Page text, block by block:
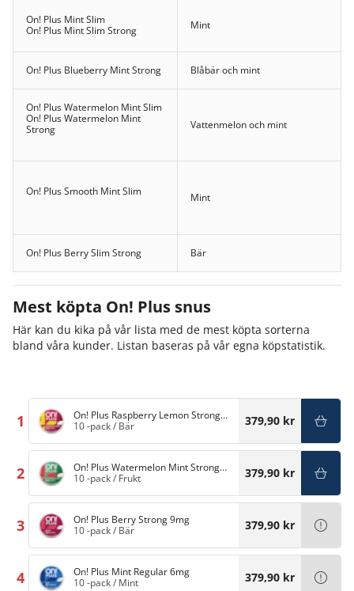
On! Plus Mint Slim
On! Plus Mint Slim Strong
Mint
On! Plus Blueberry Mint Strong Blåbär och mint
On! Plus Watermelon Mint Slim
On! Plus Watermelon Mint
Strong
Vattenmelon och mint
On! Plus Smooth Mint Slim Mint
On! Plus Berry Slim Strong Bär
On! Plus Raspberry Lemon
Strong
On! Plus Raspberry Lemon Slim
Extra Strong
Hallon och citron
Mest köpta On! Plus snus
Här kan du kika på vår lista med de mest köpta sorterna
bland våra kunder. Listan baseras på vår egna köpstatistik.
1
On! Plus Raspberry Lemon Strong
9mg10 -pack/ Bär 379,90 kr
2
On! Plus Watermelon Mint Strong
9mg10 -pack/ Frukt 379,90 kr
3
On! Plus Berry Strong 9mg
10 -pack/ Bär 379,90 kr
4
On! Plus Mint Regular 6mg
10 -pack/ Mint 379,90 kr